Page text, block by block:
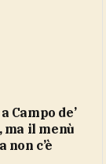
il menù
c’è